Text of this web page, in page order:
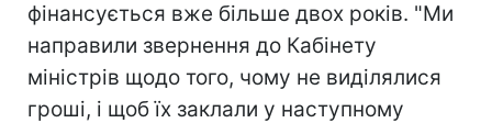
фінансується вже більше двох років. "Ми
направили звернення до Кабінету
міністрів щодо того, чому не виділялися
гроші, і щоб їх заклали у наступному